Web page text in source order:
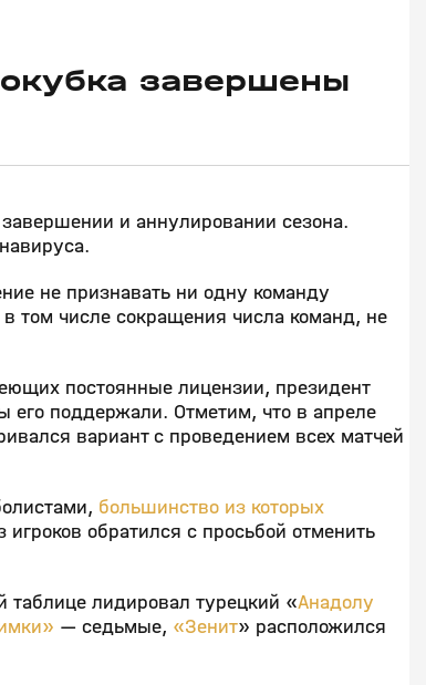
завершены
и аннулировании сезона.
не признавать ни одну команду
том числе сокращения числа команд, не
постоянные лицензии, президент
его поддержали. Отметим, что в апреле
вариант с проведением всех матчей
большинство из которых
обратился с просьбой отменить
таблице лидировал турецкий «Анадолу
— седьмые, «Зенит» расположился